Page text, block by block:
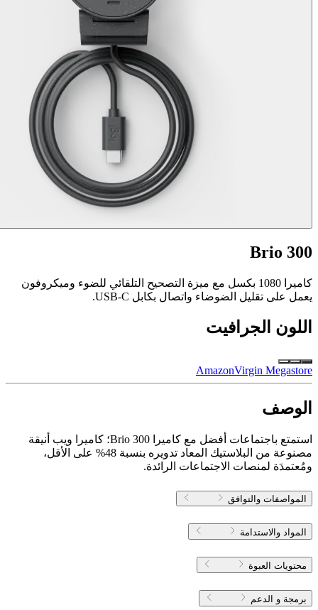
Brio 300
كاميرا 1080 بكسل مع ميزة التصحيح التلقائي للضوء وميكروفون
يعمل على تقليل الضوضاء واتصال بكابل USB-C.
اللون الجرافيت
AmazonVirgin Megastore
الوصف
استمتع باجتماعات أفضل مع كاميرا Brio 300؛ كاميرا ويب أنيقة
مصنوعة من البلاستيك المعاد تدويره بنسبة 48% على الأقل،
ومُعتمدَة لمنصات الاجتماعات الرائدة.
المواصفات والتوافق
المواد والاستدامة
محتويات العبوة
برمجة و الدعم